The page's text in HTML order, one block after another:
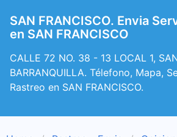
SAN FRANCISCO. Envia
en SAN FRANCISCO
CALLE 72 NO. 38 - 13 LOCAL 1,
BARRANQUILLA. Télefono, Mapa,
Rastreo en SAN FRANCISCO.